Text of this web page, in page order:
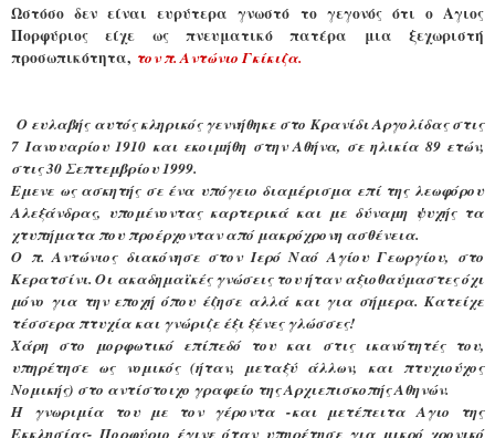
Ωστόσο δεν είναι ευρύτερα γνωστό το γεγονός ότι ο Αγιος
Πορφύριος είχε ως πνευματικό πατέρα μια ξεχωριστή
προσωπικότητα, τον π. Αντώνιο Γκίκιζα.
Ο ευλαβής αυτός κληρικός γεννήθηκε στο Κρανίδι Αργολίδας στις
7 Ιανουαρίου 1910 και εκοιμήθη στην Αθήνα, σε ηλικία 89 ετών,
στις 30 Σεπτεμβρίου 1999.
Εμενε ως ασκητής σε ένα υπόγειο διαμέρισμα επί της λεωφόρου
Αλεξάνδρας, υπομένοντας καρτερικά και με δύναμη ψυχής τα
χτυπήματα που προέρχονταν από μακρόχρονη ασθένεια.
Ο π. Αντώνιος διακόνησε στον Ιερό Ναό Αγίου Γεωργίου, στο
Κερατσίνι. Οι ακαδημαϊκές γνώσεις του ήταν αξιοθαύμαστες όχι
μόνο για την εποχή όπου έζησε αλλά και για σήμερα. Κατείχε
τέσσερα πτυχία και γνώριζε έξι ξένες γλώσσες!
Χάρη στο μορφωτικό επίπεδό του και στις ικανότητές του,
υπηρέτησε ως νομικός (ήταν, μεταξύ άλλων, και πτυχιούχος
Νομικής) στο αντίστοιχο γραφείο της Αρχιεπισκοπής Αθηνών.
Η γνωριμία του με τον γέροντα -και μετέπειτα Αγιο της
Εκκλησίας- Πορφύριο έγινε όταν υπηρέτησε για μικρό χρονικό